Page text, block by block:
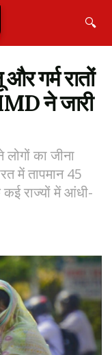
🔍
गर्म रातों
ने जारी
का जीना
में तापमान 45
राज्यों में आंधी-